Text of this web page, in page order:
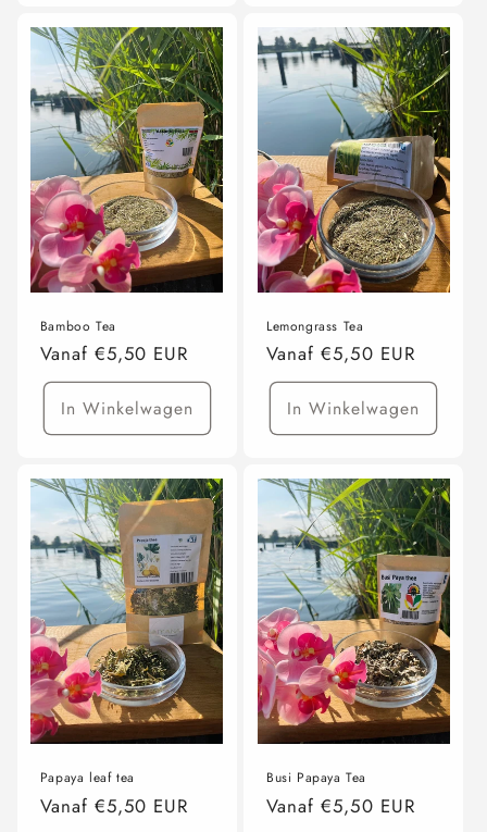
Bamboo Tea
Normale
prijs
Vanaf €5,50 EUR
In Winkelwagen
Lemongrass Tea
Normale
prijs
Vanaf €5,50 EUR
In Winkelwagen
Papaya leaf tea
Normale
Vanaf €5,50 EUR
Busi Papaya Tea
Normale
Vanaf €5,50 EUR